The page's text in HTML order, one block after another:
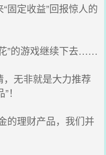
固定收益”回报惊人的
”的游戏继续下去……
无非就是大力推荐
！
的理财产品，我们并